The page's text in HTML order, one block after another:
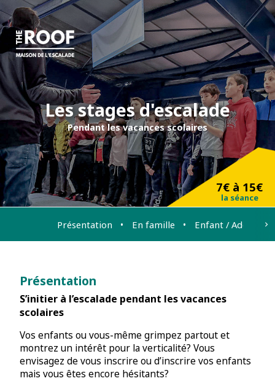
7€ à 15€
la séance
Les stages d'escalade
Pendant les vacances scolaires
Présentation En famille Enfant / Ado
Présentation
S’initier à l’escalade pendant les vacances
scolaires
Vos enfants ou vous-même grimpez partout et
montrez un intérêt pour la verticalité? Vous
envisagez de vous inscrire ou d’inscrire vos enfants
mais vous êtes encore hésitants?